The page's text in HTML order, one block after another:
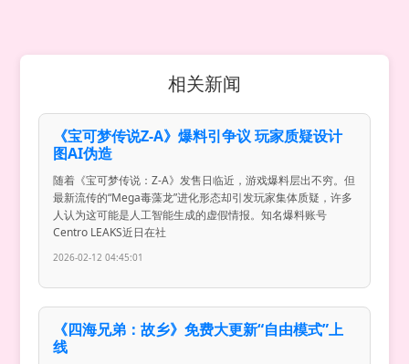
相关新闻
《宝可梦传说Z-A》爆料引争议 玩家质疑设计
图AI伪造
随着《宝可梦传说：Z-A》发售日临近，游戏爆料层出不穷。但
最新流传的“Mega毒藻龙”进化形态却引发玩家集体质疑，许多
人认为这可能是人工智能生成的虚假情报。知名爆料账号
Centro LEAKS近日在社
2026-02-12 04:45:01
《四海兄弟：故乡》免费大更新“自由模式”上
线